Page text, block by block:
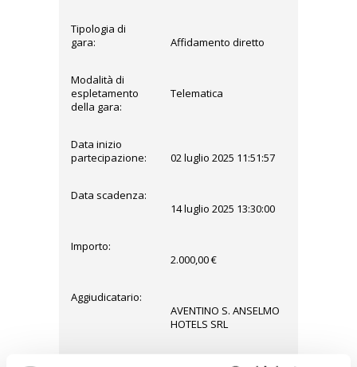
Tipologia di
gara:
Affidamento diretto
Modalità di
espletamento
della gara:
Telematica
Data inizio
partecipazione:
02 luglio 2025 11:51:57
Data scadenza:
14 luglio 2025 13:30:00
Importo:
2.000,00 €
Aggiudicatario:
AVENTINO S. ANSELMO
HOTELS SRL